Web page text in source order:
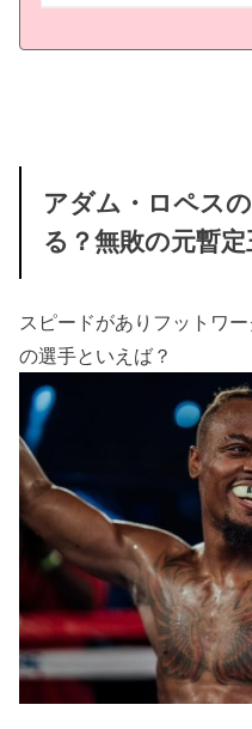
アダム・ロペス
る？無敗の元暫定
スピードがありフットワ
の選手といえば？